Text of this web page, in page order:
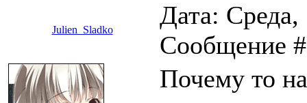
Julien_Sladko
Дата:
Сообщение
Почему то